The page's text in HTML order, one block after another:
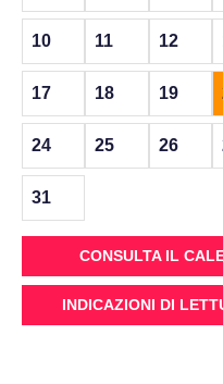
10 11 12
17 18 19
24 25 26
31
CONSULTA IL
INDICAZIONI DI